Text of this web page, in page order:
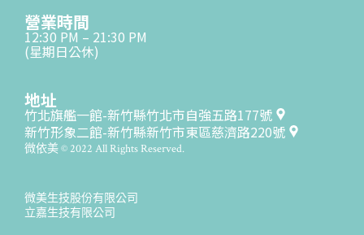
營業時間
12:30 PM – 21:30 PM
(星期日公休)
地址
竹北旗艦一館-新竹縣竹北市自強五路177號
新竹形象二館-新竹縣新竹市東區慈濟路220號
微依美 © 2022 All Rights Reserved.
微美生技股份有限公司
立嘉生技有限公司